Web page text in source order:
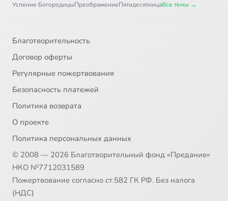
Успение БогородицыПреображениеПятидесятницаВсе темы →
Благотворительность
Договор оферты
Регулярные пожертвования
Безопасность платежей
Политика возврата
О проекте
Политика персональных данных
© 2008 — 2026 Благотворительный фонд «Предание»
НКО №7712031589
Пожертвование согласно ст.582 ГК РФ. Без налога
(НДС)